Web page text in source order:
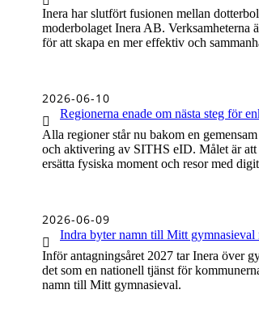
Inera har slutfört fusionen mellan
moderbolaget Inera AB. Verksamheterna
för att skapa en mer effektiv och
2 av 3
2026-06-10
Regionerna enade om nästa steg för
Alla regioner står nu bakom en
och aktivering av SITHS eID. Målet är
ersätta fysiska moment och resor med
3 av 3
2026-06-09
Indra byter namn till Mitt gymnasieval
Inför antagningsåret 2027 tar Inera över
det som en nationell tjänst för
namn till Mitt gymnasieval.